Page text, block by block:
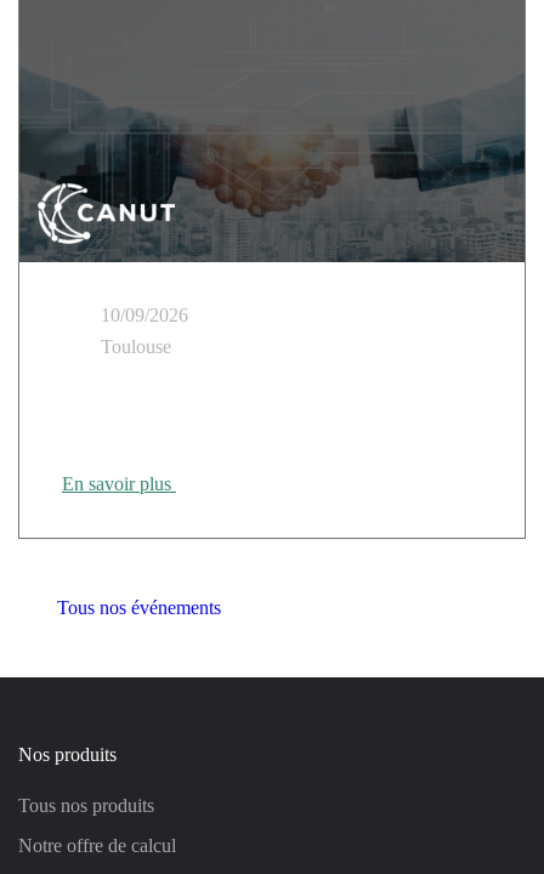
10/09/2026
Toulouse
En savoir plus
Tous nos événements
Nos produits
Tous nos produits
Notre offre de calcul